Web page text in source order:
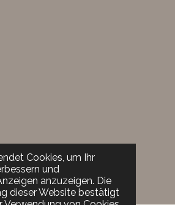
Cookies, um Ihr
und
anzuzeigen. Die
dieser Website bestätigt